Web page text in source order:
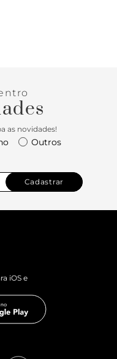
as novidades!
Outros
Cadastrar
iOS e